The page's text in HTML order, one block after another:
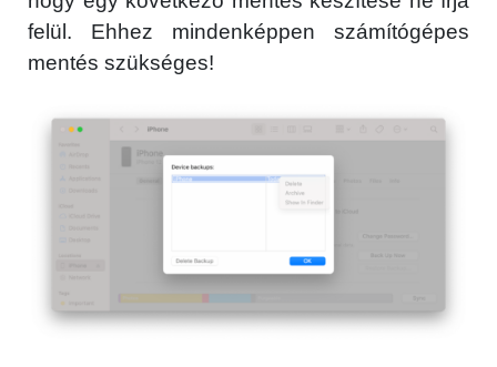
felül. Ehhez mindenképpen számítógépes
mentés szükséges!